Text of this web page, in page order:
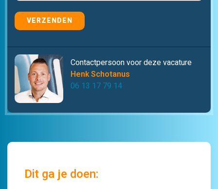
VERZENDEN
Contactpersoon voor deze vacature
Henk Schotanus
06 13 17 79 14
Dit ga je doen: